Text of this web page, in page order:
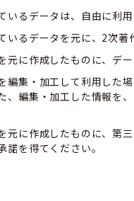
いるデータは、自由に利用
いるデータを元に、2次著
元に作成したものに、デ
編集・加工して利用した
、編集・加工した情報を
元に作成したものに、第
諾を得てください。